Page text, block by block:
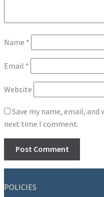
Name *
Email *
Website
Save my name, email,
next time I comment.
POLICIES